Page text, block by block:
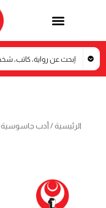
الرئيسية/أدب جاسوسية